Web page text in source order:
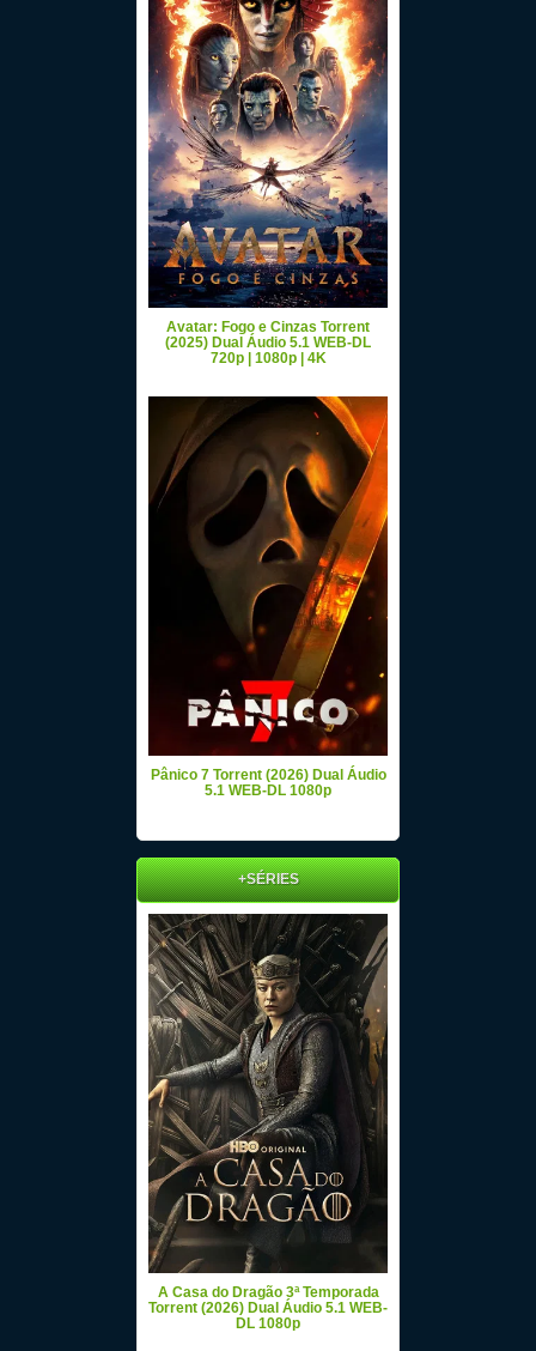
Avatar: Fogo e Cinzas Torrent
(2025) Dual Áudio 5.1 WEB-DL
720p | 1080p | 4K
Pânico 7 Torrent (2026) Dual Áudio
5.1 WEB-DL 1080p
+SÉRIES
A Casa do Dragão 3ª Temporada
Torrent (2026) Dual Áudio 5.1 WEB-
DL 1080p